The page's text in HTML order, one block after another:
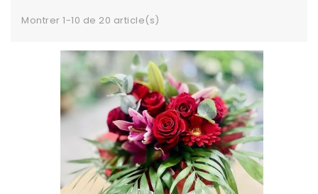
Montrer 1-10 de 20 article(s)